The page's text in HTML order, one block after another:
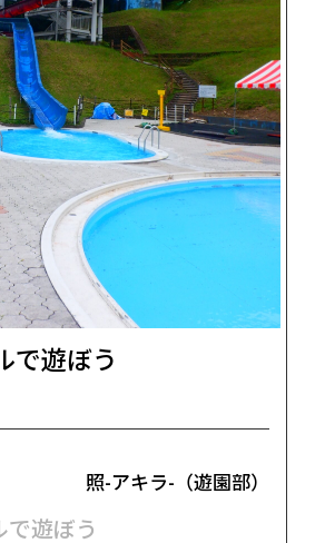
で遊ぼう
照-アキラ-（遊園部）
遊ぼう